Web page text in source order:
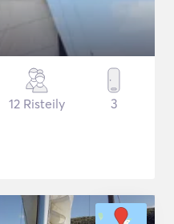
12 Risteily 3